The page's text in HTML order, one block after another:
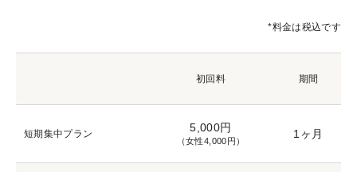
*料金は税込です
初回料 期間
短期集中プラン 5,000円
（女性4,000円）
1ヶ月